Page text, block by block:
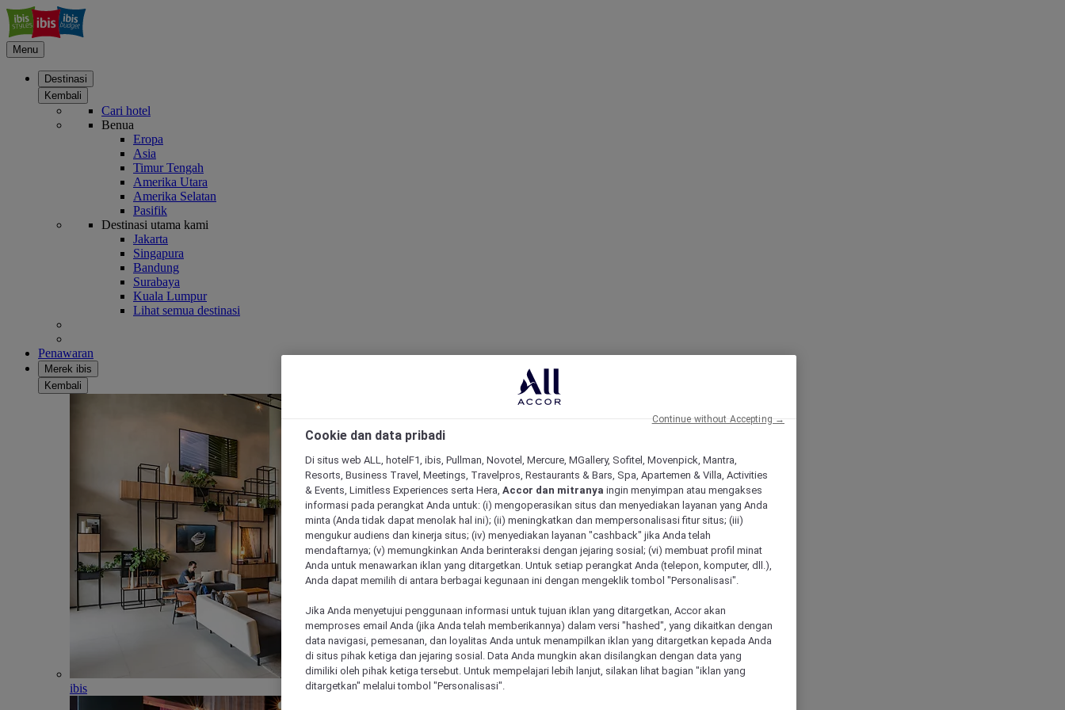
Menu
Destinasi
Kembali
Cari hotel
Benua
Eropa
Asia
Timur Tengah
Amerika Utara
Amerika Selatan
Pasifik
Destinasi utama kami
Jakarta
Singapura
Bandung
Surabaya
Kuala Lumpur
Lihat semua destinasi
Penawaran
Merek ibis
Kembali
ibis
Cookie dan data pribadi
Di situs web ALL, hotelF1, ibis, Pullman, Novotel, Mercure, MGallery, Sofitel, Movenpick, Mantra,
Resorts, Business Travel, Meetings, Travelpros, Restaurants & Bars, Spa, Apartemen & Villa, Activities
& Events, Limitless Experiences serta Hera, Accor dan mitranya ingin menyimpan atau mengakses
informasi pada perangkat Anda untuk: (i) mengoperasikan situs dan menyediakan layanan yang Anda
minta (Anda tidak dapat menolak hal ini); (ii) meningkatkan dan mempersonalisasi fitur situs; (iii)
mengukur audiens dan kinerja situs; (iv) menyediakan layanan "cashback" jika Anda telah
mendaftarnya; (v) memungkinkan Anda berinteraksi dengan jejaring sosial; (vi) membuat profil minat
Anda untuk menawarkan iklan yang ditargetkan. Untuk setiap perangkat Anda (telepon, komputer, dll.),
Anda dapat memilih di antara berbagai kegunaan ini dengan mengeklik tombol "Personalisasi".
Jika Anda menyetujui penggunaan informasi untuk tujuan iklan yang ditargetkan, Accor akan
memproses email Anda (jika Anda telah memberikannya) dalam versi "hashed", yang dikaitkan dengan
data navigasi, pemesanan, dan loyalitas Anda untuk menampilkan iklan yang ditargetkan kepada Anda
di situs pihak ketiga dan jejaring sosial. Data Anda mungkin akan disilangkan dengan data yang
dimiliki oleh pihak ketiga tersebut. Untuk mempelajari lebih lanjut, silakan lihat bagian "iklan yang
ditargetkan" melalui tombol "Personalisasi".
Continue without Accepting →